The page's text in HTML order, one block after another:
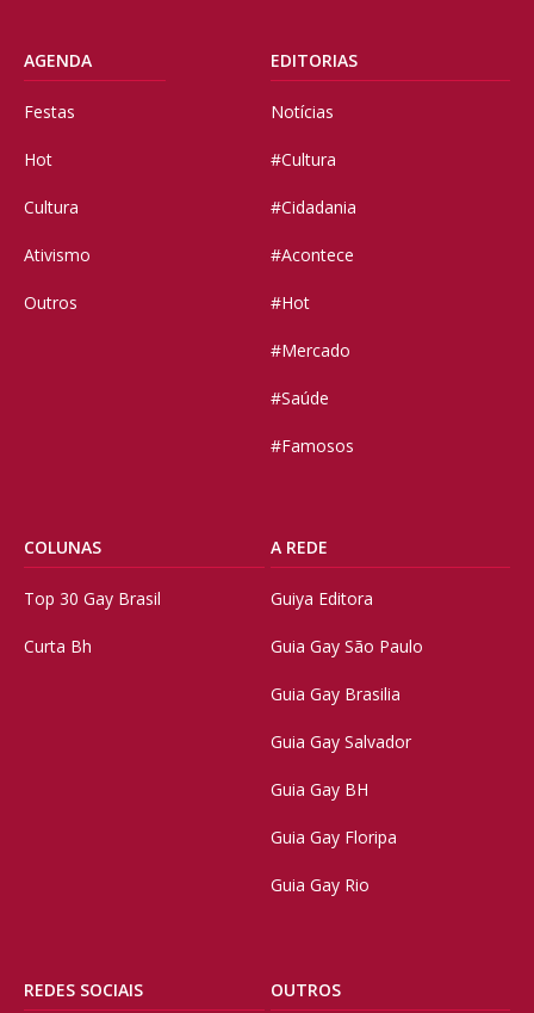
AGENDA
Festas
Hot
Cultura
Ativismo
Outros
EDITORIAS
Notícias
#Cultura
#Cidadania
#Acontece
#Hot
#Mercado
#Saúde
#Famosos
COLUNAS
Top 30 Gay Brasil
Curta Bh
A REDE
Guiya Editora
Guia Gay São Paulo
Guia Gay Brasilia
Guia Gay Salvador
Guia Gay BH
Guia Gay Floripa
Guia Gay Rio
REDES SOCIAIS OUTROS